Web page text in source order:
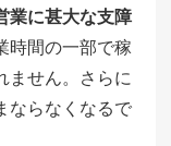
業に甚大な支障
時間の一部で稼
ません。さらに
ならなくなるで